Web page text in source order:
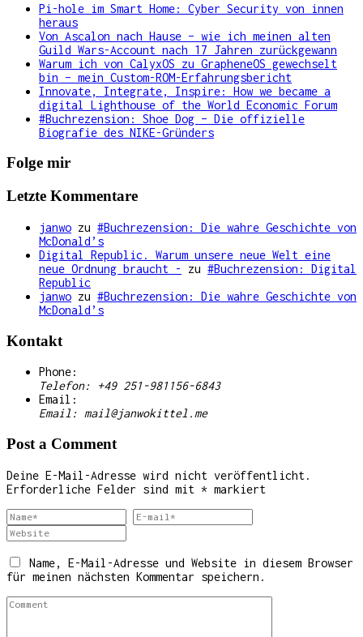
Pi-hole im Smart Home: Cyber Security von innen
heraus
Von Ascalon nach Hause – wie ich meinen alten
Guild Wars-Account nach 17 Jahren zurückgewann
Warum ich von CalyxOS zu GrapheneOS gewechselt
bin – mein Custom-ROM-Erfahrungsbericht
Innovate, Integrate, Inspire: How we became a
digital Lighthouse of the World Economic Forum
#Buchrezension: Shoe Dog – Die offizielle
Biografie des NIKE-Gründers
Folge mir
Letzte Kommentare
janwo zu #Buchrezension: Die wahre Geschichte von
McDonald’s
Digital Republic. Warum unsere neue Welt eine
neue Ordnung braucht -
zu #Buchrezension: Digital
Republic
janwo zu #Buchrezension: Die wahre Geschichte von
McDonald’s
Kontakt
Phone:
Telefon: +49 251-981156-6843
Email:
Email: mail@janwokittel.me
Post a Comment
Deine E-Mail-Adresse wird nicht veröffentlicht.
Erforderliche Felder sind mit * markiert
Name, E-Mail-Adresse und Website in diesem Browser
für meinen nächsten Kommentar speichern.